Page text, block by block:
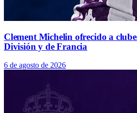
Clement Michelin ofrecido a
División y de Francia
6 de agosto de 2026